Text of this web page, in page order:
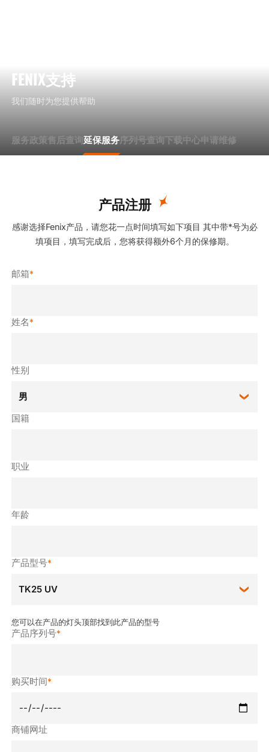
FENIX支持
我们随时为您提供帮助
服务政策售后查询延保服务序列号查询下载中心申请维修
产品注册
感谢选择Fenix产品，请您花一点时间填写如下项目 其中带*号为必
填项目，填写完成后，您将获得额外6个月的保修期。
邮箱*
姓名*
性别
国籍
职业
年龄
产品型号*
您可以在产品的灯头顶部找到此产品的型号
产品序列号*
购买时间*
商铺网址